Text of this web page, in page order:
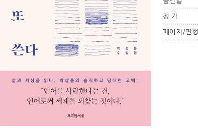
정 가
페이지/판형